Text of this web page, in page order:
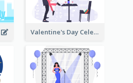
Valentine's Day Celebration